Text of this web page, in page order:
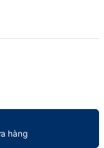
hàng